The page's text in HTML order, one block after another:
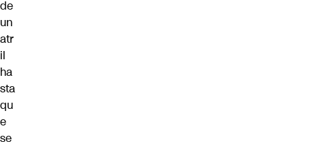
de
un
atr
il
ha
sta
qu
e
se